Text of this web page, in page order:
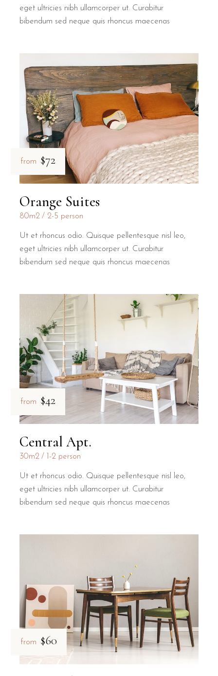
eget ultricies nibh ullamcorper ut. Curabitur
bibendum sed neque quis rhoncus maecenas
from $72
Orange Suites
80m2 2-5 person
Ut et rhoncus odio. Quisque pellentesque nisl leo,
eget ultricies nibh ullamcorper ut. Curabitur
bibendum sed neque quis rhoncus maecenas
from $42
Central Apt.
30m2 1-2 person
Ut et rhoncus odio. Quisque pellentesque nisl leo,
eget ultricies nibh ullamcorper ut. Curabitur
bibendum sed neque quis rhoncus maecenas
from $60